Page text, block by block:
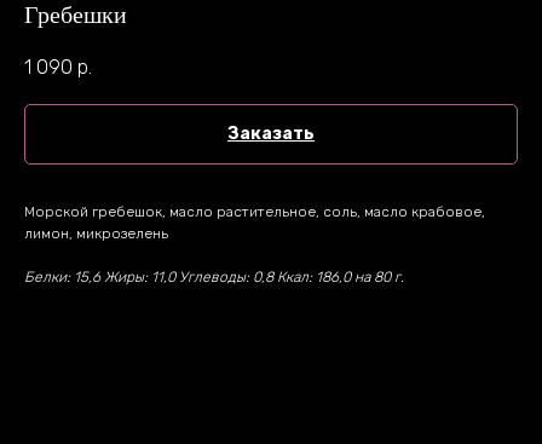
Гребешки
1 090 р.
Заказать
Морской гребешок, масло растительное, соль, масло крабовое,
лимон, микрозелень
Белки: 15,6 Жиры: 11,0 Углеводы: 0,8 Ккал: 186,0 на 80 г.